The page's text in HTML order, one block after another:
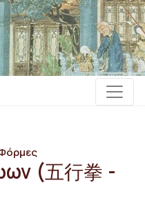
(五行拳 -